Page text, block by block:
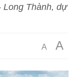
Long Thành, dự
A A